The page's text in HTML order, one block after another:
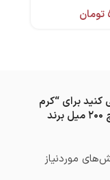
تومان
کنید برای “کرم
مرطوب کننده کاسه ای میوه ای هیدرا تاچ ۲۰۰ میل برند
موردنیاز